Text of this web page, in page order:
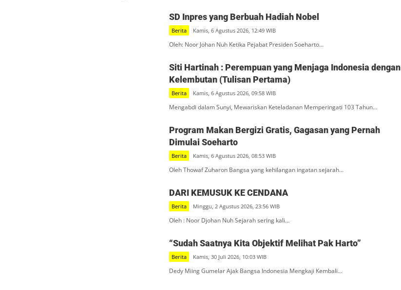
SD Inpres yang Berbuah Hadiah Nobel
Berita Kamis, 6 Agustus 2026, 12:49 WIB
Oleh: Noor Johan Nuh Ketika Pejabat Presiden Soeharto…
Siti Hartinah : Perempuan yang Menjaga Indonesia dengan
Kelembutan (Tulisan Pertama)
Berita Kamis, 6 Agustus 2026, 09:58 WIB
Mengabdi dalam Sunyi, Mewariskan Keteladanan Memperingati 103 Tahun…
Program Makan Bergizi Gratis, Gagasan yang Pernah
Dimulai Soeharto
Berita Kamis, 6 Agustus 2026, 08:53 WIB
Oleh Thowaf Zuharon Bangsa yang kehilangan ingatan sejarah…
DARI KEMUSUK KE CENDANA
Berita Minggu, 2 Agustus 2026, 23:56 WIB
Oleh : Noor Djohan Nuh Sejarah sering kali…
“Sudah Saatnya Kita Objektif Melihat Pak Harto”
Berita Kamis, 30 Juli 2026, 10:03 WIB
Dedy Miing Gumelar Ajak Bangsa Indonesia Mengkaji Kembali…